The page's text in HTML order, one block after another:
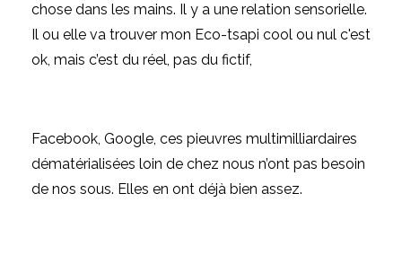
chose dans les mains. Il y a une relation sensorielle.
Il ou elle va trouver mon Eco-tsapi cool ou nul c'est
ok, mais c’est du réel, pas du fictif,
Facebook, Google, ces pieuvres multimilliardaires
dématérialisées loin de chez nous n’ont pas besoin
de nos sous. Elles en ont déjà bien assez.